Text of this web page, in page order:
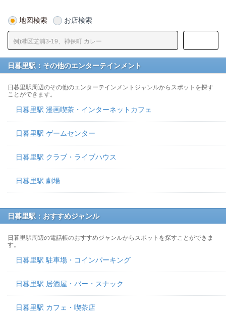
地図検索 お店検索
日暮里駅：その他のエンターテインメント
日暮里駅周辺のその他のエンターテインメントジャンルからスポットを探す
ことができます。
日暮里駅 漫画喫茶・インターネットカフェ
日暮里駅 ゲームセンター
日暮里駅 クラブ・ライブハウス
日暮里駅 劇場
日暮里駅：おすすめジャンル
日暮里駅周辺の電話帳のおすすめジャンルからスポットを探すことができま
す。
日暮里駅 駐車場・コインパーキング
日暮里駅 居酒屋・バー・スナック
日暮里駅 カフェ・喫茶店